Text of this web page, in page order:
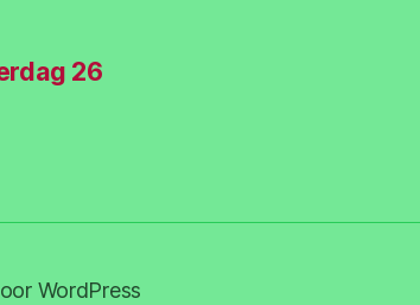
26
WordPress